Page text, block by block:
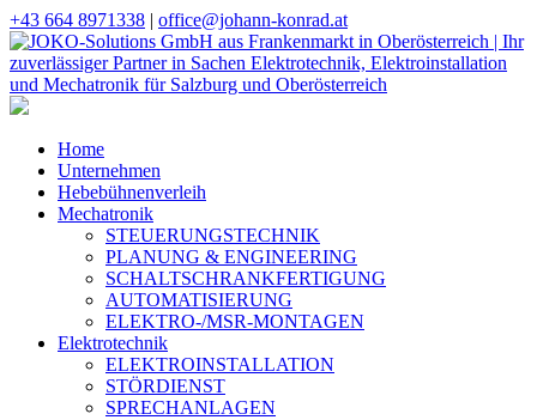
+43 664 8971338 | office@johann-konrad.at
Home
Unternehmen
Hebebühnenverleih
Mechatronik
STEUERUNGSTECHNIK
PLANUNG & ENGINEERING
SCHALTSCHRANKFERTIGUNG
AUTOMATISIERUNG
ELEKTRO-/MSR-MONTAGEN
Elektrotechnik
ELEKTROINSTALLATION
STÖRDIENST
SPRECHANLAGEN